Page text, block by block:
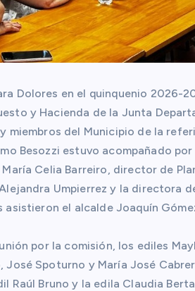
Dolores en el quinquenio 2026-
y Hacienda de la Junta
miembros del Municipio de la
Besozzi estuvo acompañado
Celia Barreiro, director de
Umpierrez y la directora
asistieron el alcalde Joaquín
por la comisión, los ediles
José Spoturno y María José
Raúl Bruno y la edila Claudia